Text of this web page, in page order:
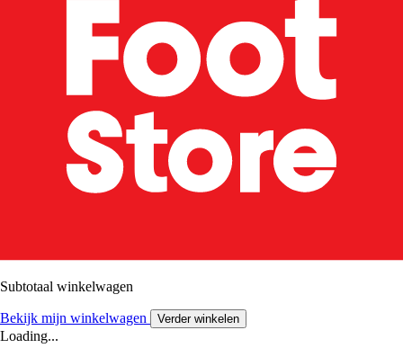
Subtotaal winkelwagen
Bekijk mijn winkelwagen Verder winkelen
Loading...